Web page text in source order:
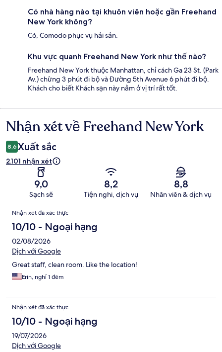
Có nhà hàng nào tại khuôn viên hoặc gần Freehand
New York không?
Có, Comodo phục vụ hải sản.
Khu vực quanh Freehand New York như thế nào?
Freehand New York thuộc Manhattan, chỉ cách Ga 23 St. (Park
Av.) chừng 3 phút đi bộ và Đường 5th Avenue 6 phút đi bộ.
Khách cho biết Khách sạn này nằm ở vị trí rất tốt.
Nhận
xét
Nhận xét về Freehand New York
8,6 Xuất sắc
2.101 nhận xét
9,0
Sạch sẽ
8,2
Tiện nghi, dịch vụ
8,8
Nhân viên & dịch vụ
Nhận
xét
Nhận xét đã xác thực
10/10 - Ngoại hạng
02/08/2026
Dịch với Google
Great staff, clean room. Like the location!
Erin, nghỉ 1 đêm
Nhận xét đã xác thực
10/10 - Ngoại hạng
19/07/2026
Dịch với Google